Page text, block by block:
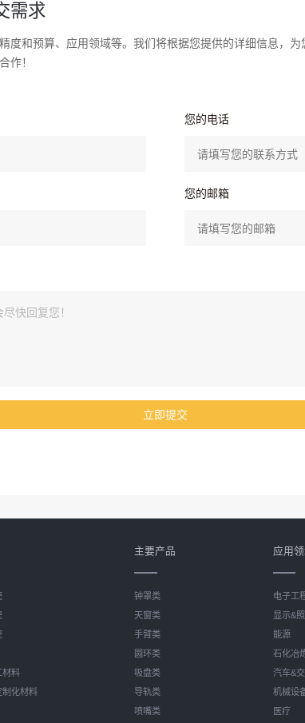
需求
和预算、应用领域等。我们将根据您提供的详细信息，
作！
您的电话
您的邮箱
材料
制化材料
主要产品
钟罩类
天窗类
手臂类
圆环类
吸盘类
导轨类
喷嘴类
应用
电子工
显示&
能源
石化冶
汽车&
机械设
医疗